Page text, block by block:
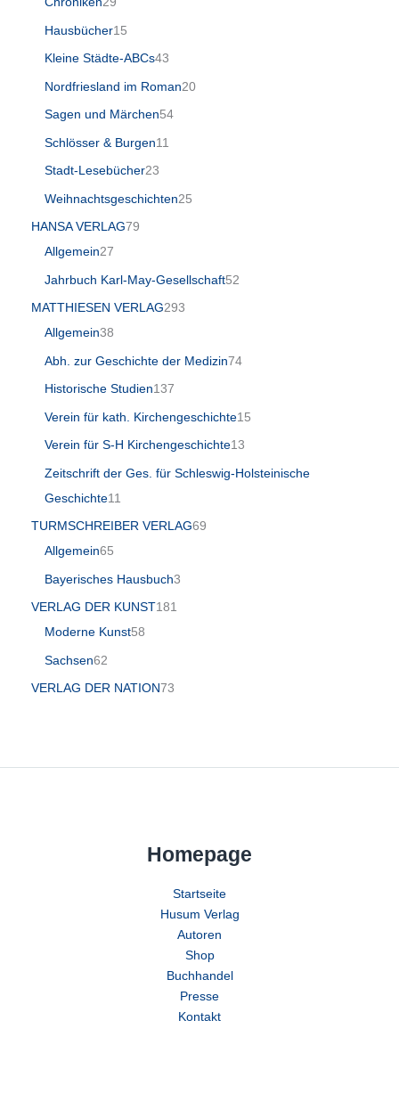
Hausbücher15
Kleine Städte-ABCs43
Nordfriesland im Roman20
Sagen und Märchen54
Schlösser & Burgen11
Stadt-Lesebücher23
Weihnachtsgeschichten25
HANSA VERLAG79
Allgemein27
Jahrbuch Karl-May-Gesellschaft52
MATTHIESEN VERLAG293
Allgemein38
Abh. zur Geschichte der Medizin74
Historische Studien137
Verein für kath. Kirchengeschichte15
Verein für S-H Kirchengeschichte13
Zeitschrift der Ges. für Schleswig-Holsteinische
Geschichte11
TURMSCHREIBER VERLAG69
Allgemein65
Bayerisches Hausbuch3
VERLAG DER KUNST181
Moderne Kunst58
Sachsen62
VERLAG DER NATION73
Homepage
Startseite
Husum Verlag
Autoren
Shop
Buchhandel
Presse
Kontakt